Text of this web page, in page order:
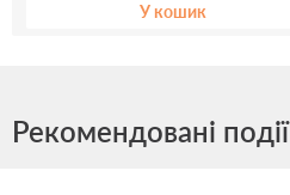
У кошик
Рекомендовані події